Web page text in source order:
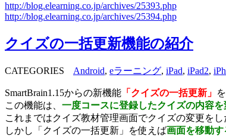
http://blog.elearning.co.jp/archives/25393.php
http://blog.elearning.co.jp/archives/25394.php
クイズの一括更新機能の紹介
CATEGORIES Android, eラーニング, iPad, iPad2,
SmartBrain1.15からの新機能 「クイズの一括更新」
この機能は、 一度コースに登録したクイズの内容
これまではクイズ教材管理画面でクイズの変更を
しかし「クイズの一括更新」を使えば画面を移動